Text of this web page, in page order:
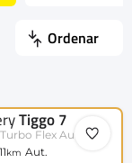
Ordenar
Tiggo 7
Turbo Flex Aut.
km Aut.